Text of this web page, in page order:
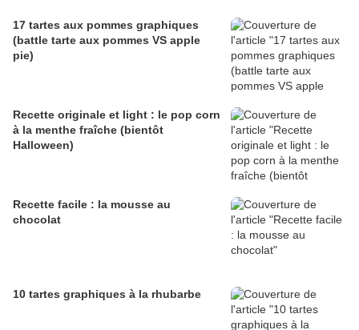
17 tartes aux pommes graphiques
(battle tarte aux pommes VS apple
pie)
Recette originale et light : le pop corn
à la menthe fraîche (bientôt
Halloween)
Recette facile : la mousse au
chocolat
10 tartes graphiques à la rhubarbe